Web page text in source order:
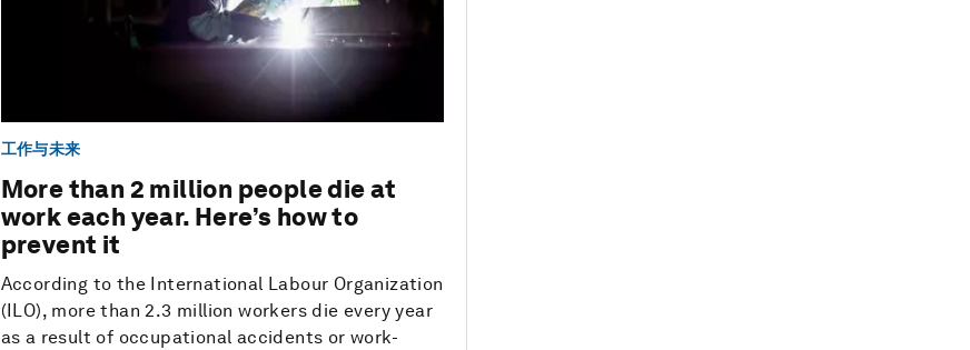
工作与未来
More than 2 million people die at
work each year. Here’s how to
prevent it
According to the International Labour Organization
(ILO), more than 2.3 million workers die every year
as a result of occupational accidents or work-